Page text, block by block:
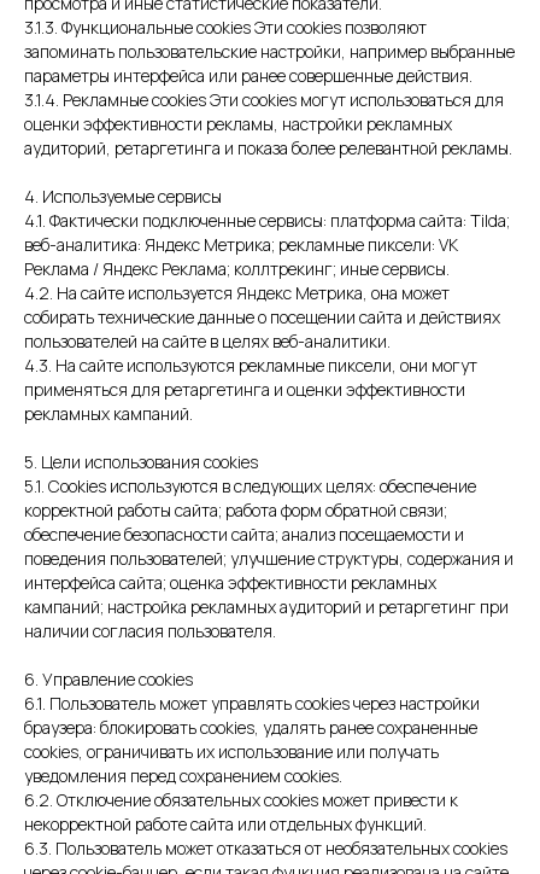
3.1.3. Функциональные cookies Эти cookies позволяют
запоминать пользовательские настройки, например выбранные
параметры интерфейса или ранее совершенные действия.
3.1.4. Рекламные cookies Эти cookies могут использоваться для
оценки эффективности рекламы, настройки рекламных
аудиторий, ретаргетинга и показа более релевантной рекламы.
4. Используемые сервисы
4.1. Фактически подключенные сервисы: платформа сайта: Tilda;
веб-аналитика: Яндекс Метрика; рекламные пиксели: VK
Реклама / Яндекс Реклама; коллтрекинг; иные сервисы.
4.2. На сайте используется Яндекс Метрика, она может
собирать технические данные о посещении сайта и действиях
пользователей на сайте в целях веб-аналитики.
4.3. На сайте используются рекламные пиксели, они могут
применяться для ретаргетинга и оценки эффективности
рекламных кампаний.
5. Цели использования cookies
5.1. Cookies используются в следующих целях: обеспечение
корректной работы сайта; работа форм обратной связи;
обеспечение безопасности сайта; анализ посещаемости и
поведения пользователей; улучшение структуры, содержания и
интерфейса сайта; оценка эффективности рекламных
кампаний; настройка рекламных аудиторий и ретаргетинг при
наличии согласия пользователя.
6. Управление cookies
6.1. Пользователь может управлять cookies через настройки
браузера: блокировать cookies, удалять ранее сохраненные
cookies, ограничивать их использование или получать
уведомления перед сохранением cookies.
6.2. Отключение обязательных cookies может привести к
некорректной работе сайта или отдельных функций.
6.3. Пользователь может отказаться от необязательных cookies